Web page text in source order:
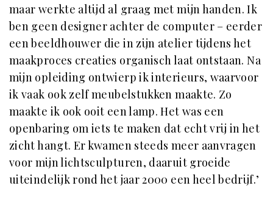
maar werkte altijd al graag met mijn handen. Ik
ben geen designer achter de computer – eerder
een beeldhouwer die in zijn atelier tijdens het
maakproces creaties organisch laat ontstaan. Na
mijn opleiding ontwierp ik interieurs, waarvoor
ik vaak ook zelf meubelstukken maakte. Zo
maakte ik ook ooit een lamp. Het was een
openbaring om iets te maken dat echt vrij in het
zicht hangt. Er kwamen steeds meer aanvragen
voor mijn lichtsculpturen, daaruit groeide
uiteindelijk rond het jaar 2000 een heel bedrijf.’